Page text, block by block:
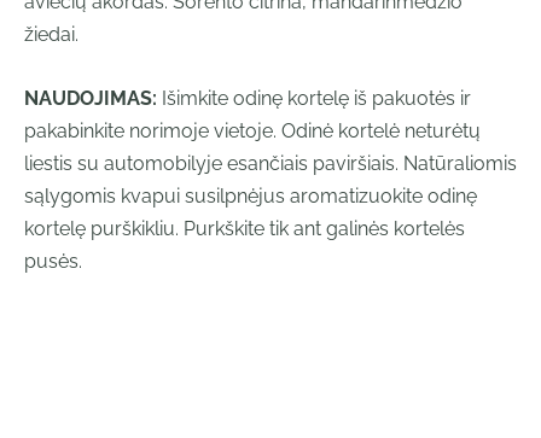
žiedai.
NAUDOJIMAS: Išimkite odinę kortelę iš pakuotės ir
pakabinkite norimoje vietoje. Odinė kortelė neturėtų
liestis su automobilyje esančiais paviršiais. Natūraliomis
sąlygomis kvapui susilpnėjus aromatizuokite odinę
kortelę purškikliu. Purkškite tik ant galinės kortelės
pusės.